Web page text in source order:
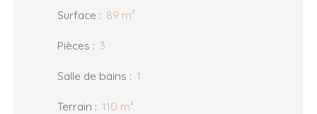
Surface : 89 m²
Pièces : 3
Salle de bains : 1
Terrain : 110 m²